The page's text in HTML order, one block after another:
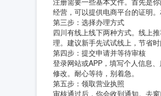
经营，可以提供电商平台的证明
第三步：选择办理方式
四川有线上线下两种方式。线上
理。建议新手先试试线上，节省时
第四步：提交申请并等待审核
登录网站或APP，填写个人信息
修改。耐心等待，别着急。
第五步：领取营业执照
审核通过后，你会收到通知。去